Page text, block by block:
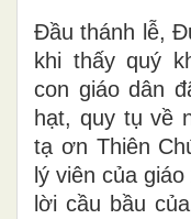
Đầu thánh lễ,
khi thấy quý
con giáo dân
hạt, quy tụ về
tạ ơn Thiên
lý viên của
lời cầu bầu